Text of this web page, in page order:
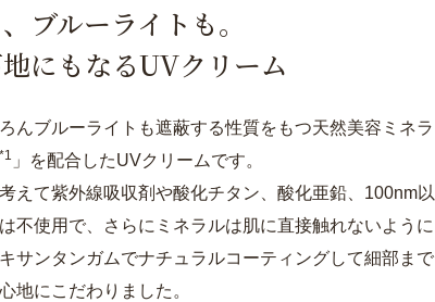
ブルーライトも。
にもなるUVクリーム
んブルーライトも遮蔽する性質をもつ天然美容ミネラ
*1 」を配合したUVクリームです。
えて紫外線吸収剤や酸化チタン、酸化亜鉛、100nm以
不使用で、さらにミネラルは肌に直接触れないように
サンタンガムでナチュラルコーティングして細部まで
地にこだわりました。